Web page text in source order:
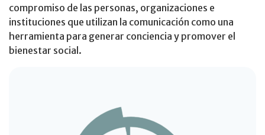
compromiso de las personas, organizaciones e
instituciones que utilizan la comunicación como una
herramienta para generar conciencia y promover el
bienestar social.